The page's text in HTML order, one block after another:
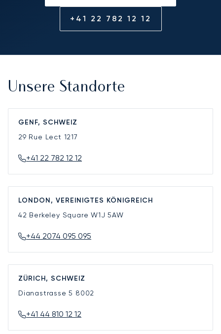
+41 22 782 12 12
Unsere Standorte
GENF, SCHWEIZ
29 Rue Lect 1217
+41 22 782 12 12
LONDON, VEREINIGTES KÖNIGREICH
42 Berkeley SquareW1J 5AW
+44 2074 095 095
ZÜRICH, SCHWEIZ
Dianastrasse 5 8002
+41 44 810 12 12